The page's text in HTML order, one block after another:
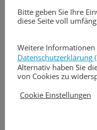
Bitte geben Sie Ihre
diese Seite voll
Weitere
Datenschutzerklärung
Alternativ haben Sie
von Cookies zu
Cookie Einstellungen